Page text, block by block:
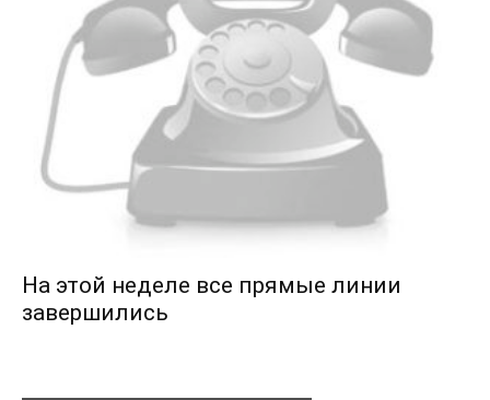
На этой неделе все прямые линии
завершились